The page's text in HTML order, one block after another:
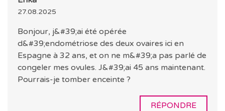
27.08.2025
Bonjour, j&#39;ai été opérée
d&#39;endométriose des deux ovaires ici en
Espagne à 32 ans, et on ne m&#39;a pas parlé de
congeler mes ovules. J&#39;ai 45 ans maintenant.
Pourrais-je tomber enceinte ?
RÉPONDRE